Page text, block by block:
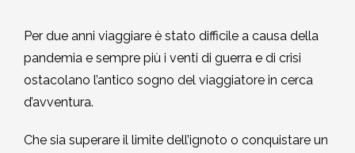
Per due anni viaggiare è stato difficile a causa della
pandemia e sempre più i venti di guerra e di crisi
ostacolano l’antico sogno del viaggiatore in cerca
d’avventura.
Che sia superare il limite dell’ignoto o conquistare un
Dal 1993 al 2000